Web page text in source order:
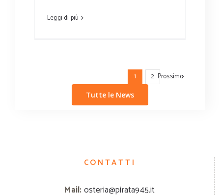
Leggi di più
1 2 Prossimo
Tutte le News
CONTATTI
Mail:osteria@pirata945.it